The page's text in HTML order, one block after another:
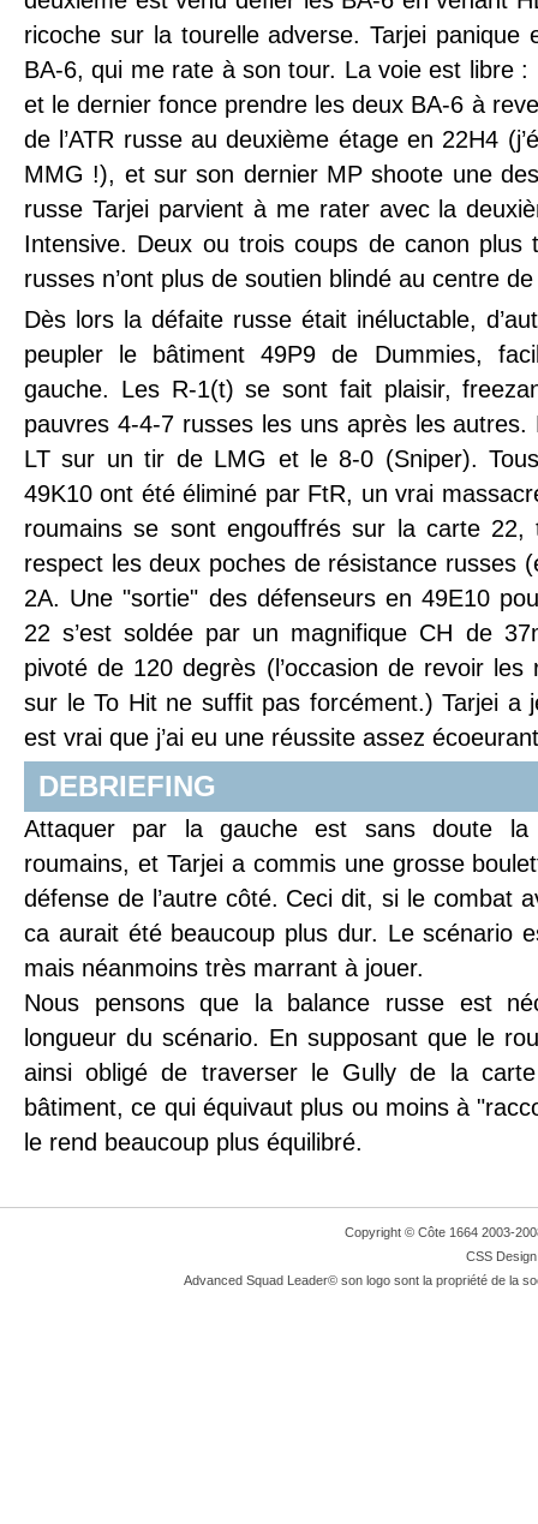
ricoche sur la tourelle adverse. Tarjei panique
BA-6, qui me rate à son tour. La voie est libre
et le dernier fonce prendre les deux BA-6 à
de l’ATR russe au deuxième étage en 22H4
MMG !), et sur son dernier MP shoote une
russe Tarjei parvient à me rater avec la
Intensive. Deux ou trois coups de canon plus
russes n’ont plus de soutien blindé au centre
Dès lors la défaite russe était inéluctable,
peupler le bâtiment 49P9 de Dummies,
gauche. Les R-1(t) se sont fait plaisir,
pauvres 4-4-7 russes les uns après les
LT sur un tir de LMG et le 8-0 (Sniper).
49K10 ont été éliminé par FtR, un vrai
roumains se sont engouffrés sur la carte
respect les deux poches de résistance russes
2A. Une "sortie" des défenseurs en 49E10
22 s’est soldée par un magnifique CH de
pivoté de 120 degrès (l’occasion de revoir
sur le To Hit ne suffit pas forcément.) Tarjei a
est vrai que j’ai eu une réussite assez
DEBRIEFING
Attaquer par la gauche est sans doute la
roumains, et Tarjei a commis une grosse
défense de l’autre côté. Ceci dit, si le combat
ca aurait été beaucoup plus dur. Le scénario
mais néanmoins très marrant à jouer.
Nous pensons que la balance russe est
longueur du scénario. En supposant que le
ainsi obligé de traverser le Gully de la
bâtiment, ce qui équivaut plus ou moins à
le rend beaucoup plus équilibré.
Copyright © Côte 1664 2003-
CSS
Advanced Squad Leader© son logo sont la propriété de la